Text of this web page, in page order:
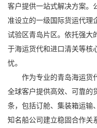
客户提供一站式解决方案。
准设立的一级国际货运代理
试验区青岛片区。依托强大
于海运货代和进口清关等核
忧。
作为专业的青岛海运货
全球客户提供高效、可靠的
条，包括订舱、集装箱运输
知名船公司建立稳固合作关